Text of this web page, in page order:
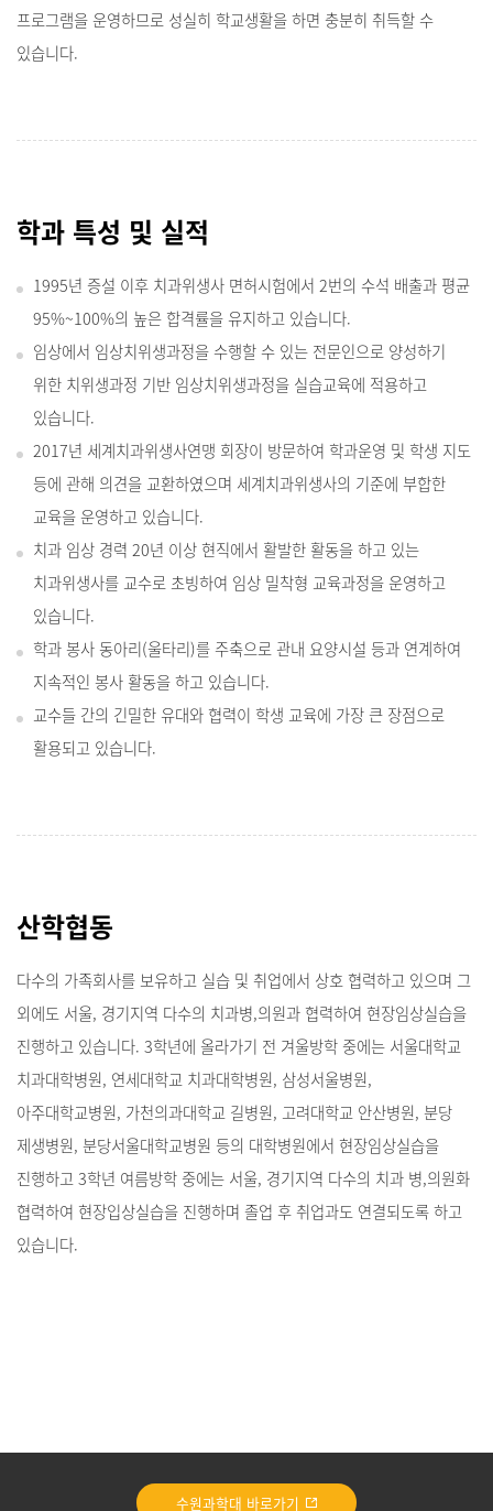
프로그램을 운영하므로 성실히 학교생활을 하면 충분히 취득할 수
있습니다.
학과 특성 및 실적
1995년 증설 이후 치과위생사 면허시험에서 2번의 수석 배출과 평균
95%~100%의 높은 합격률을 유지하고 있습니다.
임상에서 임상치위생과정을 수행할 수 있는 전문인으로 양성하기
위한 치위생과정 기반 임상치위생과정을 실습교육에 적용하고
있습니다.
2017년 세계치과위생사연맹 회장이 방문하여 학과운영 및 학생 지도
등에 관해 의견을 교환하였으며 세계치과위생사의 기준에 부합한
교육을 운영하고 있습니다.
치과 임상 경력 20년 이상 현직에서 활발한 활동을 하고 있는
치과위생사를 교수로 초빙하여 임상 밀착형 교육과정을 운영하고
있습니다.
학과 봉사 동아리(울타리)를 주축으로 관내 요양시설 등과 연계하여
지속적인 봉사 활동을 하고 있습니다.
교수들 간의 긴밀한 유대와 협력이 학생 교육에 가장 큰 장점으로
활용되고 있습니다.
산학협동
다수의 가족회사를 보유하고 실습 및 취업에서 상호 협력하고 있으며 그
외에도 서울, 경기지역 다수의 치과병,의원과 협력하여 현장임상실습을
진행하고 있습니다. 3학년에 올라가기 전 겨울방학 중에는 서울대학교
치과대학병원, 연세대학교 치과대학병원, 삼성서울병원,
아주대학교병원, 가천의과대학교 길병원, 고려대학교 안산병원, 분당
제생병원, 분당서울대학교병원 등의 대학병원에서 현장임상실습을
진행하고 3학년 여름방학 중에는 서울, 경기지역 다수의 치과 병,의원화
협력하여 현장입상실습을 진행하며 졸업 후 취업과도 연결되도록 하고
있습니다.
수원과학대 바로가기